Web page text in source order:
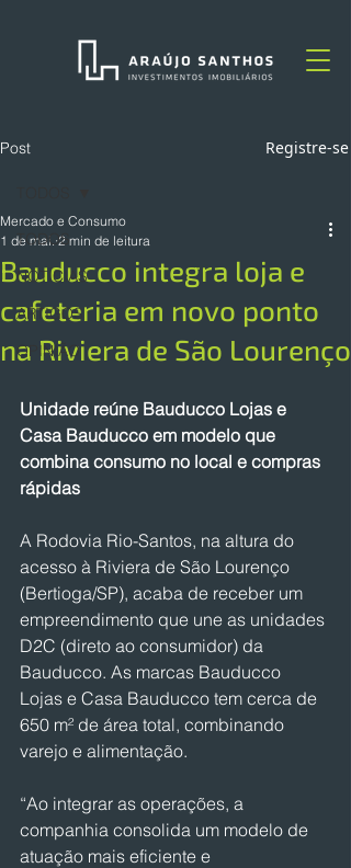
Post Registre-se
TODOS
NOTÍCIAS
ARTIGOS
OPINIÃO
Bauducco integra loja e
cafeteria em novo ponto
na Riviera de São Lourenço
Mercado e Consumo
1 de mai. 2 min de leitura
Unidade reúne Bauducco Lojas e
Casa Bauducco em modelo que
combina consumo no local e compras
rápidas
A Rodovia Rio-Santos, na altura do
acesso à Riviera de São Lourenço
(Bertioga/SP), acaba de receber um
empreendimento que une as unidades
D2C (direto ao consumidor) da
Bauducco. As marcas Bauducco
Lojas e Casa Bauducco tem cerca de
650 m² de área total, combinando
varejo e alimentação.
“Ao integrar as operações, a
companhia consolida um modelo de
atuação mais eficiente e